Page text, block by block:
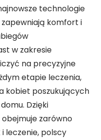
technologie
komfort i
w zakresie
na precyzyjne
etapie leczenia,
kobiet poszukujących
Dzięki
zarówno
leczenie, polscy